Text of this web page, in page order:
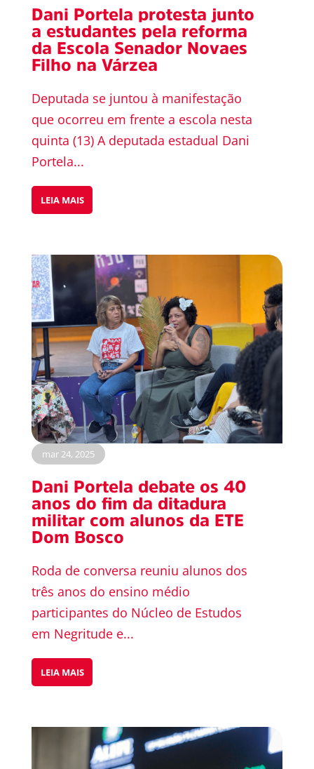
Dani Portela protesta junto
a estudantes pela reforma
da Escola Senador Novaes
Filho na Várzea
Deputada se juntou à manifestação
que ocorreu em frente a escola nesta
quinta (13) A deputada estadual Dani
Portela...
LEIA MAIS
mar 24, 2025
Dani Portela debate os 40
anos do fim da ditadura
militar com alunos da ETE
Dom Bosco
Roda de conversa reuniu alunos dos
três anos do ensino médio
participantes do Núcleo de Estudos
em Negritude e...
LEIA MAIS